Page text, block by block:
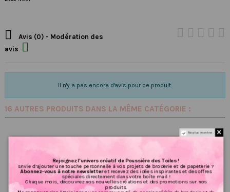

Avis (0) - Modération des
avis

Il n'y a pas encore d'avis pour ce produit.
16 AUTRES PRODUITS DANS LA MÊME CATÉGORIE :
Ne plus montrer.
Rejoignez l’univers créatif de Poussière des Toiles !
Envie d’ajouter une touche personnelle à vos projets de broderie et de papeterie ?
Abonnez-vous à notre newsletteret recevez des idées inspirantes et des offres
spéciales directement dans votre boîte mail !
Chaque mois, découvrez nos nouvelles créations et des promotions sur nos
produits.